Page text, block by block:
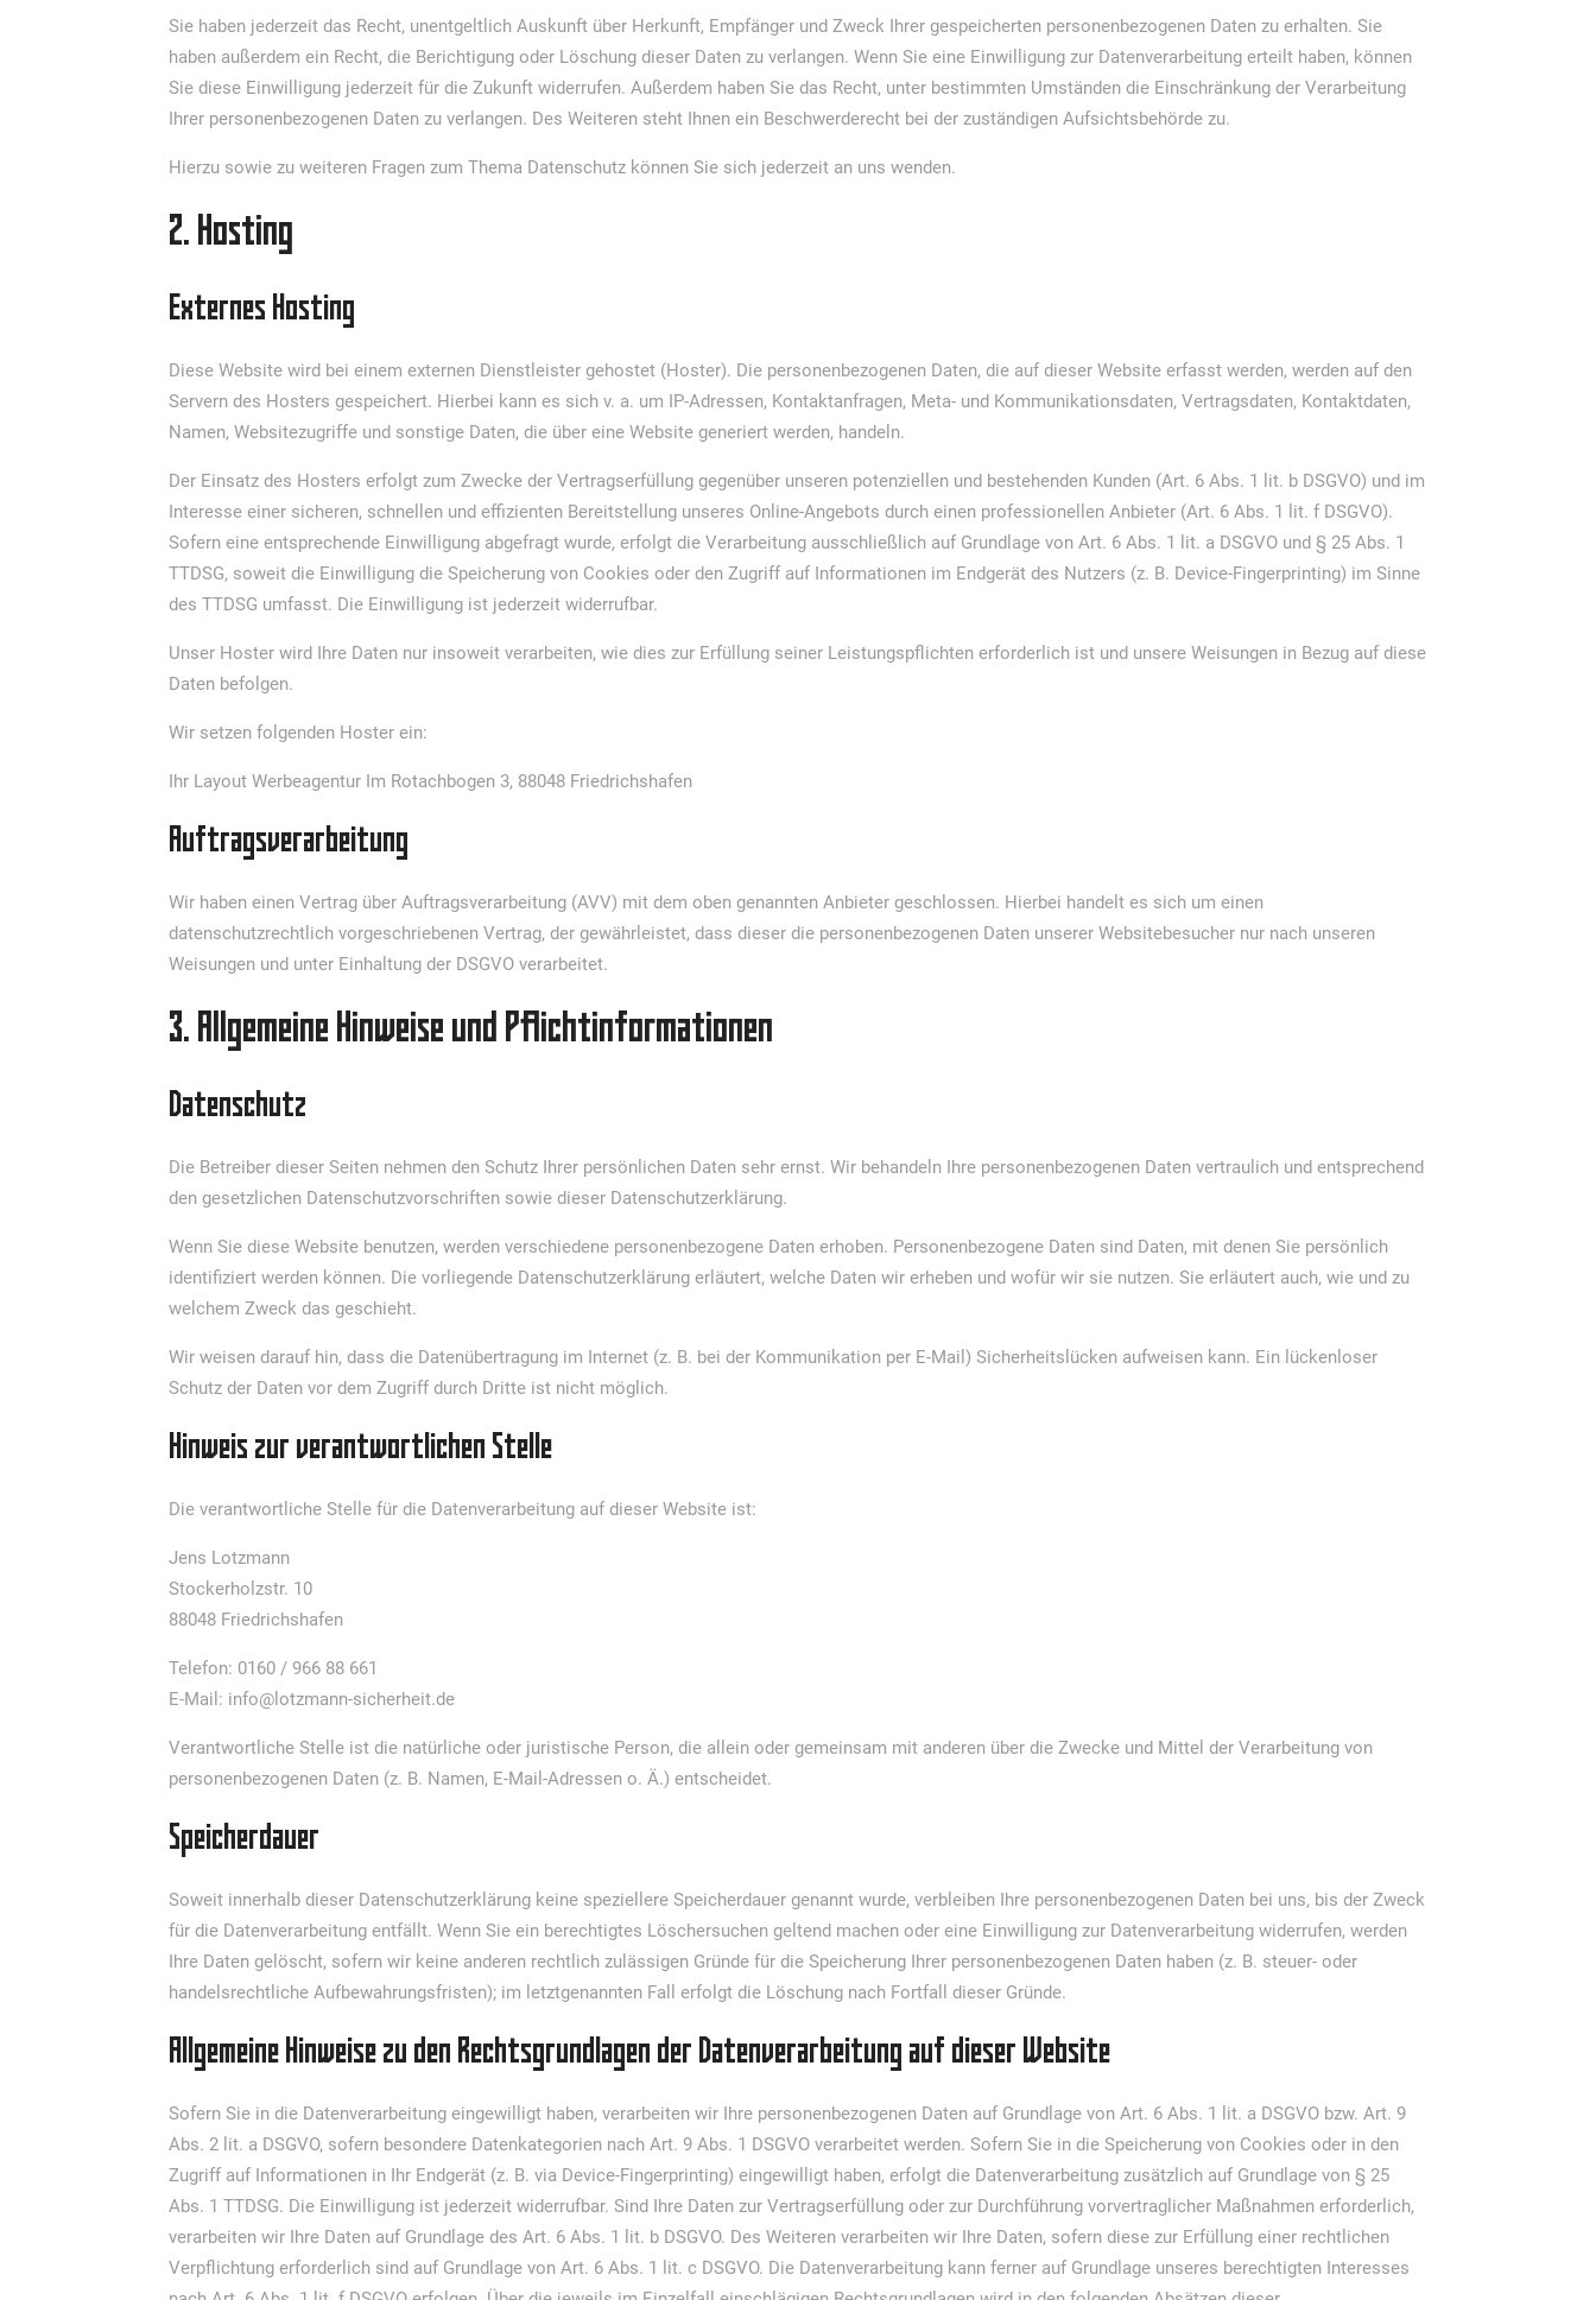
Sie haben jederzeit das Recht, unentgeltlich Auskunft über Herkunft, Empfänger und Zweck Ihrer gespeicherten personenbezogenen Daten zu erhalten. Sie
haben außerdem ein Recht, die Berichtigung oder Löschung dieser Daten zu verlangen. Wenn Sie eine Einwilligung zur Datenverarbeitung erteilt haben, können
Sie diese Einwilligung jederzeit für die Zukunft widerrufen. Außerdem haben Sie das Recht, unter bestimmten Umständen die Einschränkung der Verarbeitung
Ihrer personenbezogenen Daten zu verlangen. Des Weiteren steht Ihnen ein Beschwerderecht bei der zuständigen Aufsichtsbehörde zu.
Hierzu sowie zu weiteren Fragen zum Thema Datenschutz können Sie sich jederzeit an uns wenden.
2. Hosting
Externes Hosting
Diese Website wird bei einem externen Dienstleister gehostet (Hoster). Die personenbezogenen Daten, die auf dieser Website erfasst werden, werden auf den
Servern des Hosters gespeichert. Hierbei kann es sich v. a. um IP-Adressen, Kontaktanfragen, Meta- und Kommunikationsdaten, Vertragsdaten, Kontaktdaten,
Namen, Websitezugriffe und sonstige Daten, die über eine Website generiert werden, handeln.
Der Einsatz des Hosters erfolgt zum Zwecke der Vertragserfüllung gegenüber unseren potenziellen und bestehenden Kunden (Art. 6 Abs. 1 lit. b DSGVO) und im
Interesse einer sicheren, schnellen und effizienten Bereitstellung unseres Online-Angebots durch einen professionellen Anbieter (Art. 6 Abs. 1 lit. f DSGVO).
Sofern eine entsprechende Einwilligung abgefragt wurde, erfolgt die Verarbeitung ausschließlich auf Grundlage von Art. 6 Abs. 1 lit. a DSGVO und § 25 Abs. 1
TTDSG, soweit die Einwilligung die Speicherung von Cookies oder den Zugriff auf Informationen im Endgerät des Nutzers (z. B. Device-Fingerprinting) im Sinne
des TTDSG umfasst. Die Einwilligung ist jederzeit widerrufbar.
Unser Hoster wird Ihre Daten nur insoweit verarbeiten, wie dies zur Erfüllung seiner Leistungspflichten erforderlich ist und unsere Weisungen in Bezug auf diese
Daten befolgen.
Wir setzen folgenden Hoster ein:
Ihr Layout Werbeagentur Im Rotachbogen 3, 88048 Friedrichshafen
Auftragsverarbeitung
Wir haben einen Vertrag über Auftragsverarbeitung (AVV) mit dem oben genannten Anbieter geschlossen. Hierbei handelt es sich um einen
datenschutzrechtlich vorgeschriebenen Vertrag, der gewährleistet, dass dieser die personenbezogenen Daten unserer Websitebesucher nur nach unseren
Weisungen und unter Einhaltung der DSGVO verarbeitet.
3. Allgemeine Hinweise und Pflicht­informationen
Datenschutz
Die Betreiber dieser Seiten nehmen den Schutz Ihrer persönlichen Daten sehr ernst. Wir behandeln Ihre personenbezogenen Daten vertraulich und entsprechend
den gesetzlichen Datenschutzvorschriften sowie dieser Datenschutzerklärung.
Wenn Sie diese Website benutzen, werden verschiedene personenbezogene Daten erhoben. Personenbezogene Daten sind Daten, mit denen Sie persönlich
identifiziert werden können. Die vorliegende Datenschutzerklärung erläutert, welche Daten wir erheben und wofür wir sie nutzen. Sie erläutert auch, wie und zu
welchem Zweck das geschieht.
Wir weisen darauf hin, dass die Datenübertragung im Internet (z. B. bei der Kommunikation per E-Mail) Sicherheitslücken aufweisen kann. Ein lückenloser
Schutz der Daten vor dem Zugriff durch Dritte ist nicht möglich.
Hinweis zur verantwortlichen Stelle
Die verantwortliche Stelle für die Datenverarbeitung auf dieser Website ist:
Jens Lotzmann
Stockerholzstr. 10
88048 Friedrichshafen
Telefon: 0160 / 966 88 661
E-Mail: info@lotzmann-sicherheit.de
Verantwortliche Stelle ist die natürliche oder juristische Person, die allein oder gemeinsam mit anderen über die Zwecke und Mittel der Verarbeitung von
personenbezogenen Daten (z. B. Namen, E-Mail-Adressen o. Ä.) entscheidet.
Speicherdauer
Soweit innerhalb dieser Datenschutzerklärung keine speziellere Speicherdauer genannt wurde, verbleiben Ihre personenbezogenen Daten bei uns, bis der Zweck
für die Datenverarbeitung entfällt. Wenn Sie ein berechtigtes Löschersuchen geltend machen oder eine Einwilligung zur Datenverarbeitung widerrufen, werden
Ihre Daten gelöscht, sofern wir keine anderen rechtlich zulässigen Gründe für die Speicherung Ihrer personenbezogenen Daten haben (z. B. steuer- oder
handelsrechtliche Aufbewahrungsfristen); im letztgenannten Fall erfolgt die Löschung nach Fortfall dieser Gründe.
Allgemeine Hinweise zu den Rechtsgrundlagen der Datenverarbeitung auf dieser Website
Sofern Sie in die Datenverarbeitung eingewilligt haben, verarbeiten wir Ihre personenbezogenen Daten auf Grundlage von Art. 6 Abs. 1 lit. a DSGVO bzw. Art. 9
Abs. 2 lit. a DSGVO, sofern besondere Datenkategorien nach Art. 9 Abs. 1 DSGVO verarbeitet werden. Sofern Sie in die Speicherung von Cookies oder in den
Zugriff auf Informationen in Ihr Endgerät (z. B. via Device-Fingerprinting) eingewilligt haben, erfolgt die Datenverarbeitung zusätzlich auf Grundlage von § 25
Abs. 1 TTDSG. Die Einwilligung ist jederzeit widerrufbar. Sind Ihre Daten zur Vertragserfüllung oder zur Durchführung vorvertraglicher Maßnahmen erforderlich,
verarbeiten wir Ihre Daten auf Grundlage des Art. 6 Abs. 1 lit. b DSGVO. Des Weiteren verarbeiten wir Ihre Daten, sofern diese zur Erfüllung einer rechtlichen
Verpflichtung erforderlich sind auf Grundlage von Art. 6 Abs. 1 lit. c DSGVO. Die Datenverarbeitung kann ferner auf Grundlage unseres berechtigten Interesses